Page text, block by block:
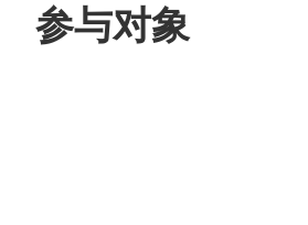
参与对象